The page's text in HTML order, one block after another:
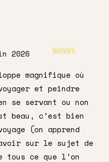
2026
magnifique où
et peindre
se servant ou non
beau, c’est bien
(on apprend
sur le sujet de
tous ce que l’on